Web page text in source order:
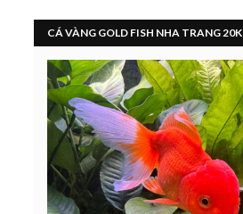
CÁ VÀNG GOLD FISH NHA TRANG 20K